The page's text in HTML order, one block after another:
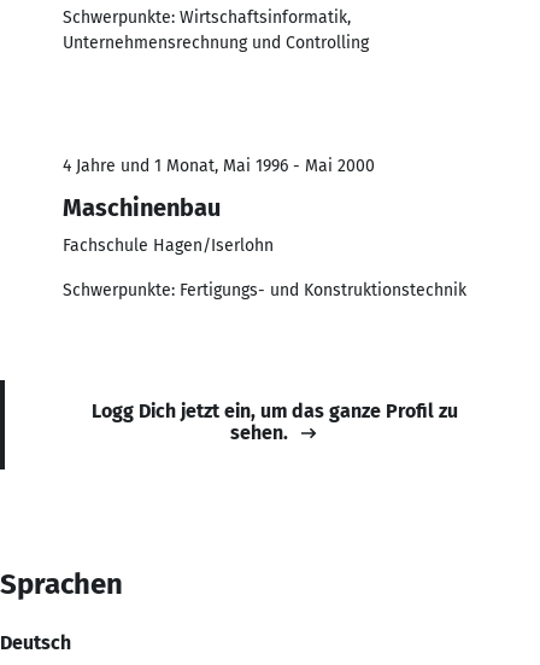
Schwerpunkte: Wirtschaftsinformatik,
Unternehmensrechnung und Controlling
4 Jahre und 1 Monat, Mai 1996 - Mai 2000
Maschinenbau
Fachschule Hagen/Iserlohn
Schwerpunkte: Fertigungs- und Konstruktionstechnik
Logg Dich jetzt ein, um das ganze Profil zu
sehen.
Sprachen
Deutsch